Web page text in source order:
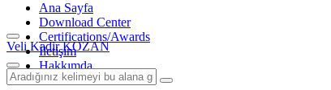
Ana Sayfa
Download Center
Certifications/Awards
İletişim
Hakkımda
Veli Kadir KOZAN